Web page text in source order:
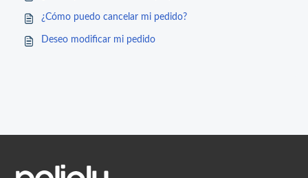
¿Cómo puedo cancelar mi pedido?
Deseo modificar mi pedido